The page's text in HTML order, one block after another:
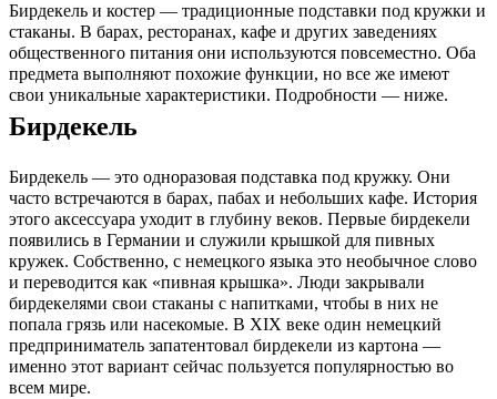
Бирдекель и костер — традиционные подставки под кружки и
стаканы. В барах, ресторанах, кафе и других заведениях
общественного питания они используются повсеместно. Оба
предмета выполняют похожие функции, но все же имеют
свои уникальные характеристики. Подробности — ниже.
Бирдекель
Бирдекель — это одноразовая подставка под кружку. Они
часто встречаются в барах, пабах и небольших кафе. История
этого аксессуара уходит в глубину веков. Первые бирдекели
появились в Германии и служили крышкой для пивных
кружек. Собственно, с немецкого языка это необычное слово
и переводится как «пивная крышка». Люди закрывали
бирдекелями свои стаканы с напитками, чтобы в них не
попала грязь или насекомые. В XIX веке один немецкий
предприниматель запатентовал бирдекели из картона —
именно этот вариант сейчас пользуется популярностью во
всем мире.